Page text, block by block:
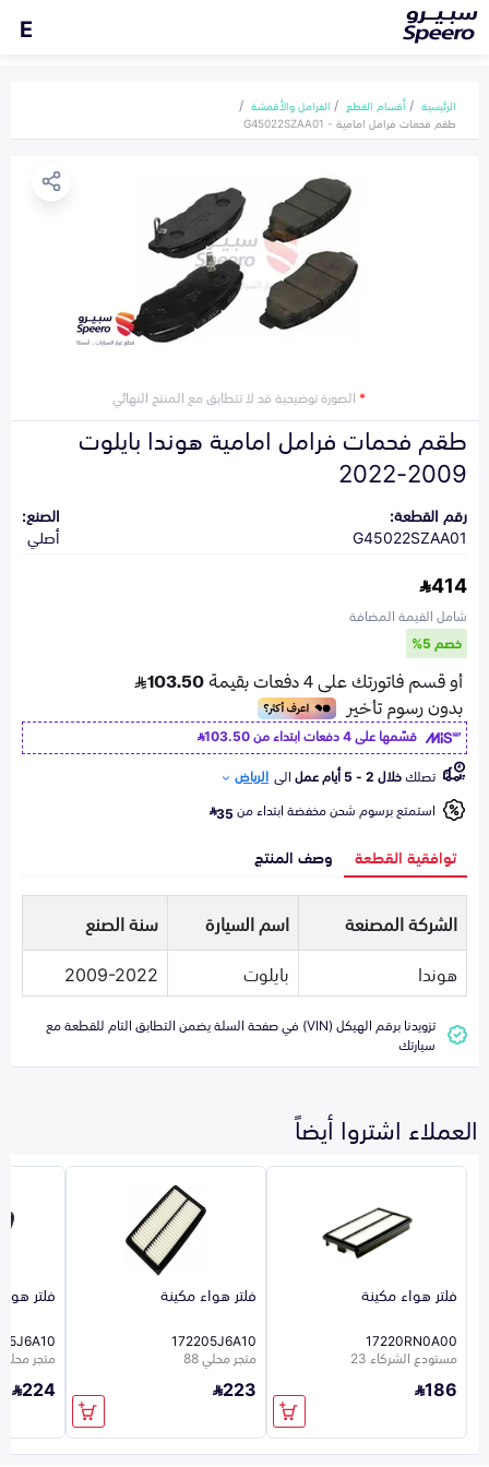
E
الرئيسية أقسام القطع
الفرامل والأقمشة
طقم فحمات فرامل امامية - G45022SZAA01
*الصورة توضيحية قد لا تتطابق مع المنتج النهائي
طقم فحمات فرامل امامية هوندا بايلوت
2009-2022
رقم القطعة:
G45022SZAA01
الصنع:
أصلي
414
شامل القيمة المضافة
خصم 5%
قسّمها على 4 دفعات ابتداء من
103.50
تصلكخلال 2 - 5 أيام عمل الى الرياض
استمتع برسوم شحن مخفضة ابتداء من35
توافقية القطعة وصف المنتج
الشركة المصنعة اسم السيارة
سنة الصنع
هوندا
بايلوت 2009-2022
تزويدنا برقم الهيكل (VIN) في صفحة السلة يضمن التطابق التام للقطعة مع
سيارتك
العملاء اشتروا أيضاً
فلتر هواء مكينة
17220RN0A00
مستودع الشركاء 23
186
فلتر هواء مكينة
172205J6A10
متجر محلي 88
223
فلتر
متجر محلي
224